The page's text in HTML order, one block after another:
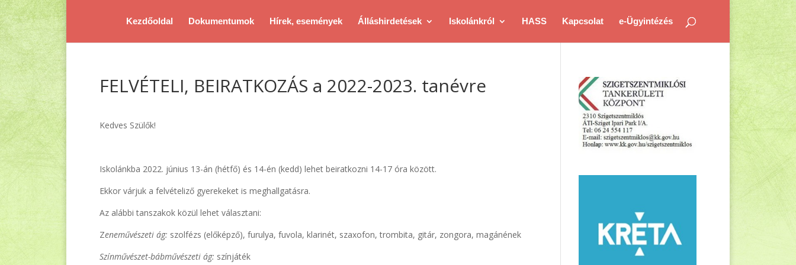
Kezdőoldal Dokumentumok Hírek, események Álláshirdetések Iskolánkról HASS Kapcsolat e-Ügyintézés
FELVÉTELI, BEIRATKOZÁS a 2022-2023. tanévre
Kedves Szülők!
Iskolánkba 2022. június 13-án (hétfő) és 14-én (kedd) lehet beiratkozni 14-17 óra között.
Ekkor várjuk a felvételiző gyerekeket is meghallgatásra.
Az alábbi tanszakok közül lehet választani:
Zeneművészeti ág: szolfézs (előképző), furulya, fuvola, klarinét, szaxofon, trombita, gitár, zongora, magánének
Színművészet-bábművészeti ág: színjáték